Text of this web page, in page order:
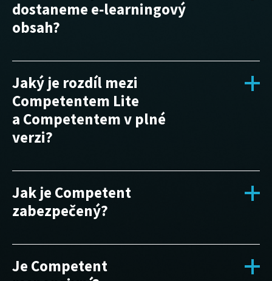
dostaneme e‑learningový
obsah?
Jaký je rozdíl mezi
Competentem Lite
a Competentem v plné
verzi?
Jak je Competent
zabezpečený?
Je Competent